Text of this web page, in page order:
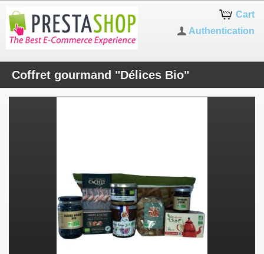
Cart
Authentication
Coffret gourmand "Délices Bio"